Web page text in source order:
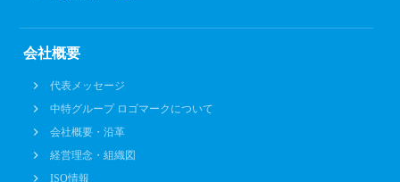
会社概要
代表メッセージ
中特グループ ロゴマークについて
会社概要・沿革
経営理念・組織図
ISO情報